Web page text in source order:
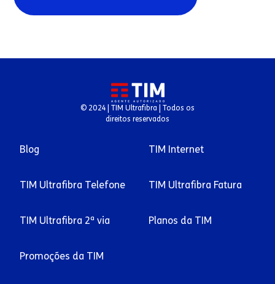
conexões residenciais.
© 2024 | TIM Ultrafibra | Todos os
direitos reservados
Blog TIM Internet
TIM Ultrafibra Telefone TIM Ultrafibra Fatura
TIM Ultrafibra 2ª via Planos da TIM
Promoções da TIM